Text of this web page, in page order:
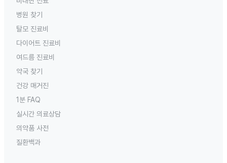
병원 찾기
탈모 진료비
다이어트 진료비
여드름 진료비
약국 찾기
건강 매거진
1분 FAQ
실시간 의료상담
의약품 사전
질환백과